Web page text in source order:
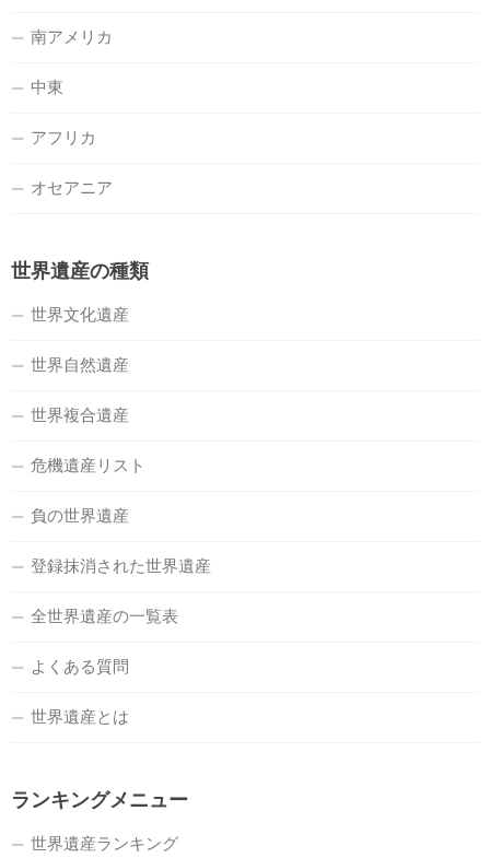
南アメリカ
中東
アフリカ
オセアニア
世界遺産の種類
世界文化遺産
世界自然遺産
世界複合遺産
危機遺産リスト
負の世界遺産
登録抹消された世界遺産
全世界遺産の一覧表
よくある質問
世界遺産とは
ランキングメニュー
世界遺産ランキング